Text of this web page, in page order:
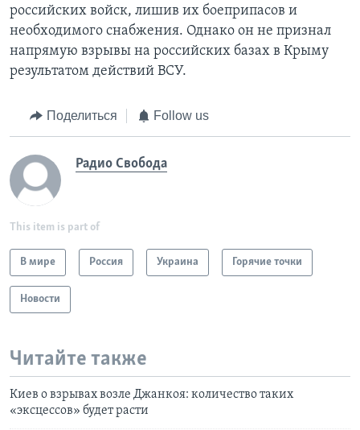
российских войск, лишив их боеприпасов и
необходимого снабжения. Однако он не признал
напрямую взрывы на российских базах в Крыму
результатом действий ВСУ.
Поделиться Follow us
Радио Свобода
This item is part of
В мире Россия Украина Горячие точки
Новости
Читайте также
Киев о взрывах возле Джанкоя: количество таких
«эксцессов» будет расти